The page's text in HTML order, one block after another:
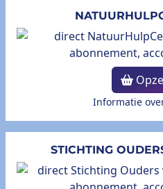
Informatie
STICHTING